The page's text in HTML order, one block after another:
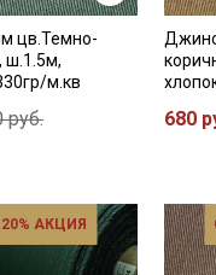
цв.Темно-
ш.1.5м,
м.кв
руб. 680
АКЦИЯ